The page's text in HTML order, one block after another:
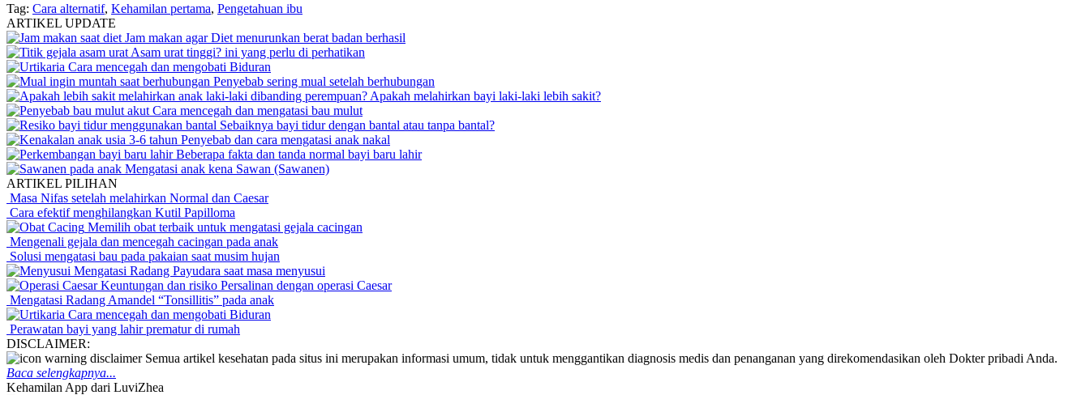
Tag: Cara alternatif, Kehamilan pertama, Pengetahuan ibu
ARTIKEL UPDATE
Jam makan agar Diet menurunkan berat badan berhasil
Asam urat tinggi? ini yang perlu di perhatikan
Cara mencegah dan mengobati Biduran
Penyebab sering mual setelah berhubungan
Apakah melahirkan bayi laki-laki lebih sakit?
Cara mencegah dan mengatasi bau mulut
Sebaiknya bayi tidur dengan bantal atau tanpa bantal?
Penyebab dan cara mengatasi anak nakal
Beberapa fakta dan tanda normal bayi baru lahir
Mengatasi anak kena Sawan (Sawanen)
ARTIKEL PILIHAN
Masa Nifas setelah melahirkan Normal dan Caesar
Cara efektif menghilangkan Kutil Papilloma
Memilih obat terbaik untuk mengatasi gejala cacingan
Mengenali gejala dan mencegah cacingan pada anak
Solusi mengatasi bau pada pakaian saat musim hujan
Mengatasi Radang Payudara saat masa menyusui
Keuntungan dan risiko Persalinan dengan operasi Caesar
Mengatasi Radang Amandel “Tonsillitis” pada anak
Cara mencegah dan mengobati Biduran
Perawatan bayi yang lahir prematur di rumah
DISCLAIMER:
Semua artikel kesehatan pada situs ini merupakan informasi umum, tidak untuk menggantikan diagnosis medis dan penanganan yang direkomendasikan oleh Dokter pribadi Anda.
Baca selengkapnya...
Kehamilan App dari LuviZhea